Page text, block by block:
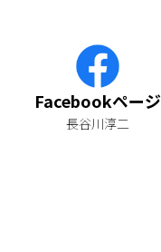
Facebookページ
長谷川淳二